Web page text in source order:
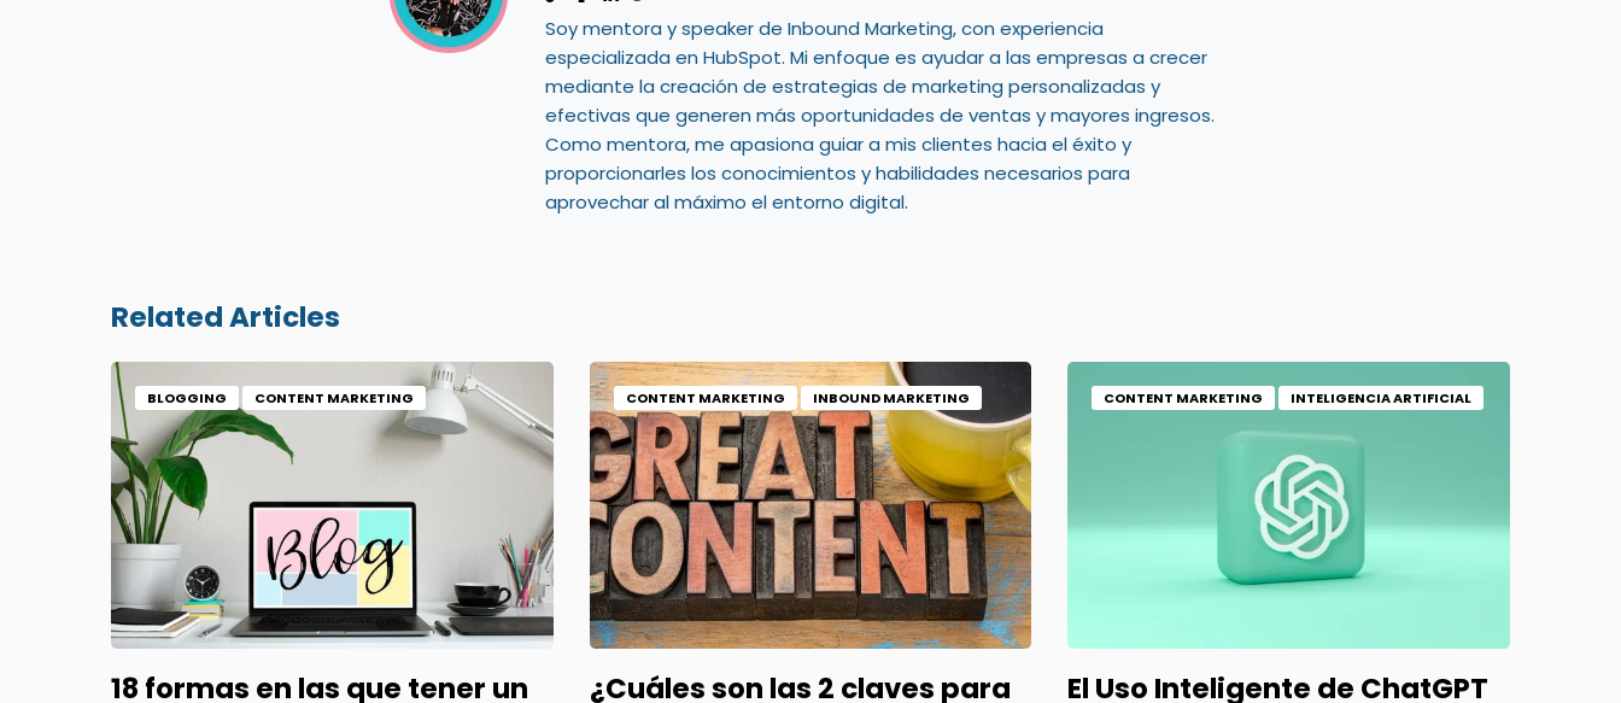
Soy mentora y speaker de Inbound Marketing, con experiencia
especializada en HubSpot. Mi enfoque es ayudar a las empresas a crecer
mediante la creación de estrategias de marketing personalizadas y
efectivas que generen más oportunidades de ventas y mayores ingresos.
Como mentora, me apasiona guiar a mis clientes hacia el éxito y
proporcionarles los conocimientos y habilidades necesarios para
aprovechar al máximo el entorno digital.
Related Articles
BLOGGING CONTENT MARKETING
18 formas en las que tener un
CONTENT MARKETING INBOUND MARKETING
¿Cuáles son las 2 claves para
CONTENT MARKETING INTELIGENCIA ARTIFICIAL
El Uso Inteligente de ChatGPT